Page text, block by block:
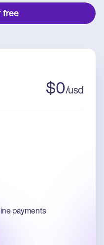
free
$0/usd
payments